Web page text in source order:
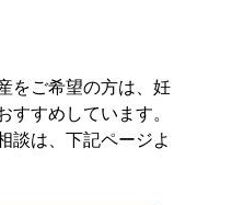
をご希望の方は、妊
すすめしています。
談は、下記ページよ